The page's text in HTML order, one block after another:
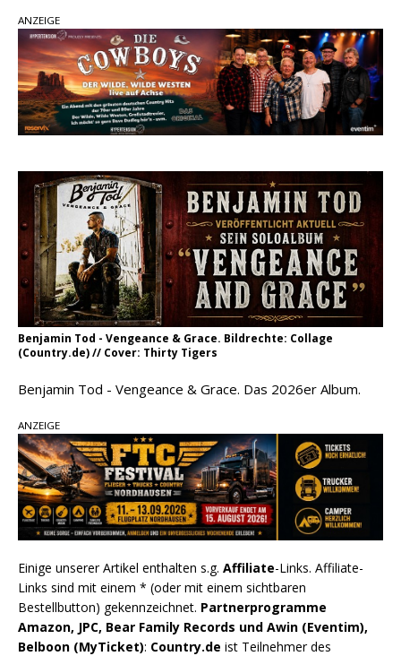
Parton, Bill Anderson und Shaboozey im Fokus
Chris Johnson & The Hollywood Hillbillies
kündigen neues Album mit „Better Days
Ahead“ an
Danke für Euer Vertrauen: Country.de erreicht
ANZEIGE
Benjamin Tod - Vengeance & Grace. Bildrechte: Collage
(Country.de) // Cover: Thirty Tigers
Benjamin Tod - Vengeance & Grace. Das 2026er Album.
ANZEIGE
Einige unserer Artikel enthalten s.g. Affiliate-Links. Affiliate-
Links sind mit einem * (oder mit einem sichtbaren
Bestellbutton) gekennzeichnet. Partnerprogramme
Amazon, JPC, Bear Family Records und Awin (Eventim),
Belboon (MyTicket): Country.de ist Teilnehmer des